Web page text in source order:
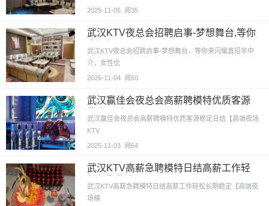
2025-11-05 阅35
武汉KTV夜总会招聘启事-梦想舞台,等你
来闪耀
武汉KTV夜总会招聘启事-梦想舞台，等你来闪耀直招非中
介，女性优
2025-11-04 阅60
武汉赢佳会夜总会高薪聘模特优质客源
稳定日结
武汉赢佳会夜总会高薪聘模特优质客源稳定日结【高端夜场
KTV
2025-11-03 阅64
武汉KTV高薪急聘模特日结高薪工作轻
松长期稳定
武汉KTV高薪急聘模特日结高薪工作轻松长期稳定【高端夜
场模